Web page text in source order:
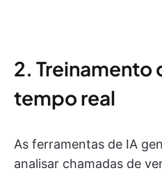
2. Treinamento
tempo real
As ferramentas de IA
analisar chamadas de